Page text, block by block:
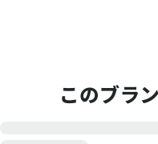
このブラ